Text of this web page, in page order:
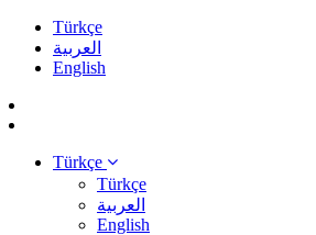
Türkçe
العربية
English
Türkçe
Türkçe
العربية
English